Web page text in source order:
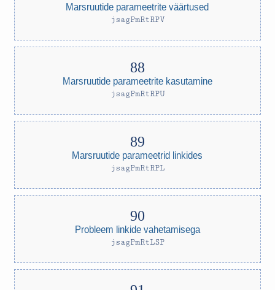
Marsruutide parameetrite väärtused
jsagPmRtRPV
Marsruutide parameetrite kasutamine
jsagPmRtRPU
Marsruutide parameetrid linkides
jsagPmRtRPL
Probleem linkide vahetamisega
jsagPmRtLSP